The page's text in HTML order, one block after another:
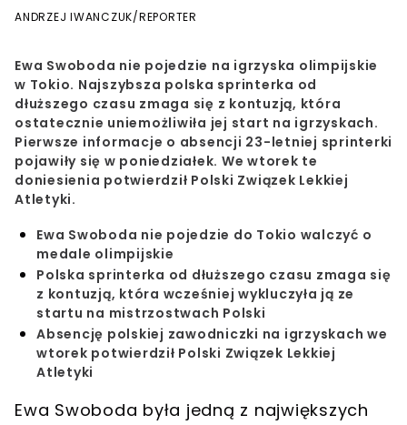
ANDRZEJ IWANCZUK/REPORTER
Ewa Swoboda nie pojedzie na igrzyska olimpijskie
w Tokio. Najszybsza polska sprinterka od
dłuższego czasu zmaga się z kontuzją, która
ostatecznie uniemożliwiła jej start na igrzyskach.
Pierwsze informacje o absencji 23-letniej sprinterki
pojawiły się w poniedziałek. We wtorek te
doniesienia potwierdził Polski Związek Lekkiej
Atletyki.
Ewa Swoboda nie pojedzie do Tokio walczyć o
medale olimpijskie
Polska sprinterka od dłuższego czasu zmaga się
z kontuzją, która wcześniej wykluczyła ją ze
startu na mistrzostwach Polski
Absencję polskiej zawodniczki na igrzyskach we
wtorek potwierdził Polski Związek Lekkiej
Atletyki
Ewa Swoboda była jedną z największych